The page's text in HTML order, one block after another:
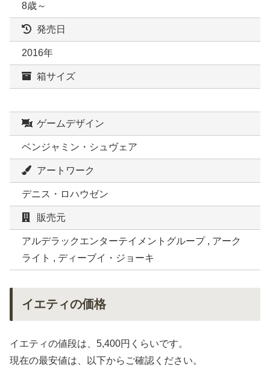
8歳～
発売日
2016年
箱サイズ
ゲームデザイン
ベンジャミン・シュヴェア
アートワーク
デニス・ロハウゼン
販売元
アルデラックエンターテイメントグループ , アーク
ライト , ディーブイ・ジョーキ
イエティの価格
イエティの値段は、5,400円くらいです。
現在の最安値は、以下からご確認ください。